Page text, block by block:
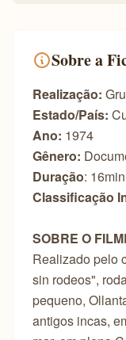
Sobre a
Realização:
Estado/País:
Ano: 1974
Gênero:
Duração:
Classificação
SOBRE O
Realizado pelo
sin rodeos",
pequeno,
antigos incas,